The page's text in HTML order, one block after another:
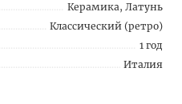
Керамика, Латунь
Классический (ретро)
1 год
Италия